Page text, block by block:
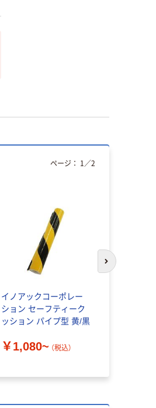
イノアックコーポレー
ション セーフティーク
ッション パイプ型 黄/黒
￥1,080~ （税込）
ページ： 1 ／2
次のスライド